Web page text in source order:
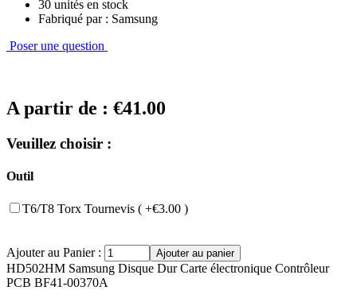
30 unités en stock
Fabriqué par : Samsung
Poser une question
A partir de : €41.00
Veuillez choisir :
Outil
T6/T8 Torx Tournevis ( +€3.00 )
Ajouter au Panier :
HD502HM Samsung Disque Dur Carte électronique Contrôleur
PCB BF41-00370A